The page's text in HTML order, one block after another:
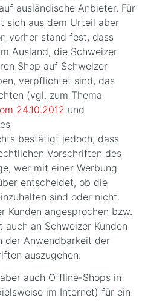
ausländische Anbieter. Für
sich aus dem Urteil aber
vorher stand fest, dass
Ausland, die Schweizer
Shop auf Schweizer
verpflichtet sind, das
(vgl. zum Thema
24.10.2012 und
bestätigt jedoch, dass
Vorschriften des
wer mit einer Werbung
entscheidet, ob die
sind oder nicht.
Kunden angesprochen bzw.
an Schweizer Kunden
der Anwendbarkeit der
auszugehen.
auch Offline-Shops in
im Internet) für ein